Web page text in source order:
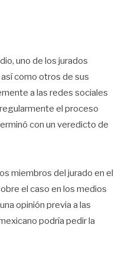
uno de los jurados
como otros de sus
a las redes sociales
el proceso
con un veredicto de
miembros del jurado en el
el caso en los medios
opinión previa a las
podría pedir la